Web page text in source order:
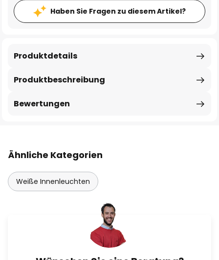
Haben Sie Fragen zu diesem Artikel?
Produktbeschreibung
Produktdetails
Bewertungen
Ähnliche Kategorien
Weiße Innenleuchten